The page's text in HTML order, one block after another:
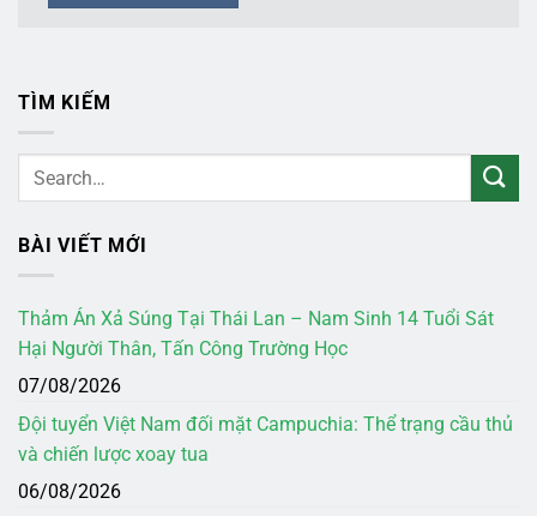
TÌM KIẾM
BÀI VIẾT MỚI
Thảm Án Xả Súng Tại Thái Lan – Nam Sinh 14 Tuổi Sát
Hại Người Thân, Tấn Công Trường Học
07/08/2026
Đội tuyển Việt Nam đối mặt Campuchia: Thể trạng cầu thủ
và chiến lược xoay tua
06/08/2026